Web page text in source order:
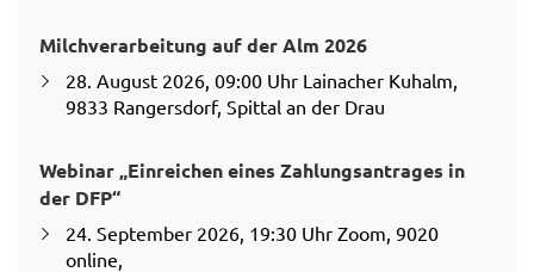
Milchverarbeitung auf der Alm 2026
28. August 2026, 09:00 Uhr Lainacher Kuhalm,
9833 Rangersdorf, Spittal an der Drau
Webinar „Einreichen eines Zahlungsantrages in
der DFP“
24. September 2026, 19:30 Uhr Zoom, 9020
online,